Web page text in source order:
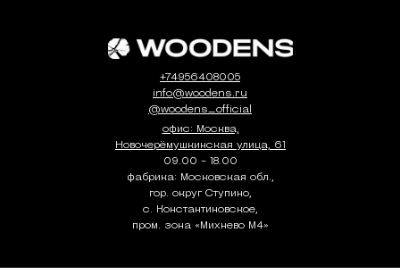
+74956408005
info@woodens.ru
@woodens_official
офис: Москва,
Новочерёмушкинская улица, 61
09.00 - 18.00
фабрика: Московская обл.,
гор. округ Ступино,
с. Константиновское,
пром. зона «Михнево М4»